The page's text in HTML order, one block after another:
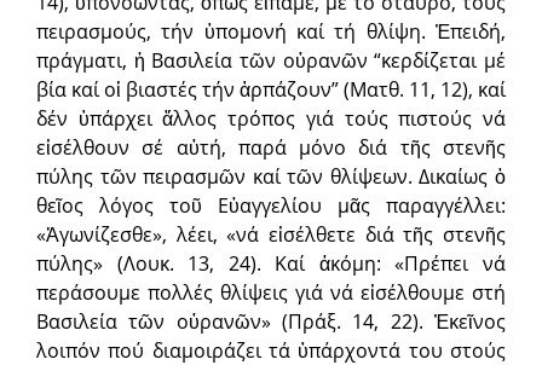
πειρασμούς, τήν ὑπομονή καί τή θλίψη. Ἐπειδή,
πράγματι, ἡ Βασιλεία τῶν οὐρανῶν “κερδίζεται μέ
βία καί οἱ βιαστές τήν ἁρπάζουν” (Ματθ. 11, 12), καί
δέν ὑπάρχει ἄλλος τρόπος γιά τούς πιστούς νά
εἰσέλθουν σέ αὐτή, παρά μόνο διά τῆς στενῆς
πύλης τῶν πειρασμῶν καί τῶν θλίψεων. Δικαίως ὁ
θεῖος λόγος τοῦ Εὐαγγελίου μᾶς παραγγέλλει:
«Ἀγωνίζεσθε», λέει, «νά εἰσέλθετε διά τῆς στενῆς
πύλης» (Λουκ. 13, 24). Καί ἀκόμη: «Πρέπει νά
περάσουμε πολλές θλίψεις γιά νά εἰσέλθουμε στή
Βασιλεία τῶν οὐρανῶν» (Πράξ. 14, 22). Ἐκεῖνος
λοιπόν πού διαμοιράζει τά ὑπάρχοντά του στούς